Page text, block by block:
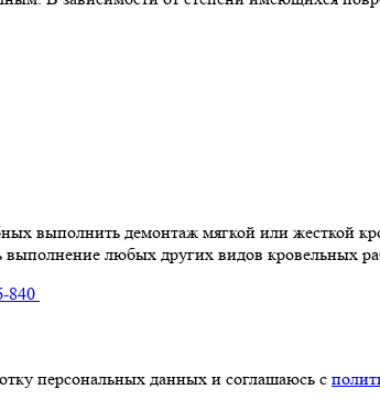
выполнить демонтаж мягкой или жесткой
любых других видов кровельных
840
персональных данных и соглашаюсь с